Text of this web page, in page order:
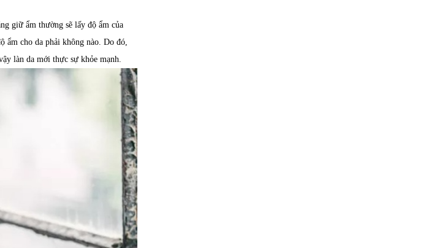
giữ ẩm thường sẽ lấy độ ẩm của
cho da phải không nào. Do đó,
làn da mới thực sự khỏe mạnh.